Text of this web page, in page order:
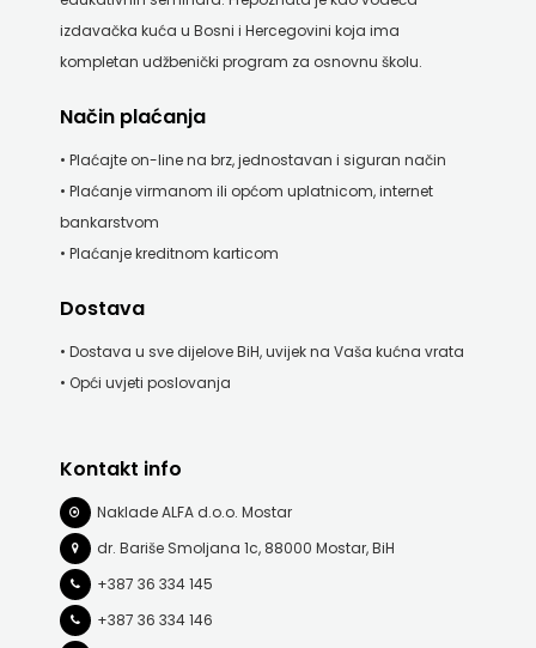
izdavačka kuća u Bosni i Hercegovini koja ima
kompletan udžbenički program za osnovnu školu.
Način plaćanja
• Plaćajte on-line na brz, jednostavan i siguran način
• Plaćanje virmanom ili općom uplatnicom, internet
bankarstvom
• Plaćanje kreditnom karticom
Dostava
• Dostava u sve dijelove BiH, uvijek na Vaša kućna vrata
• Opći uvjeti poslovanja
Kontakt info
Naklade ALFA d.o.o. Mostar
dr. Bariše Smoljana 1c, 88000 Mostar, BiH
+387 36 334 145
+387 36 334 146